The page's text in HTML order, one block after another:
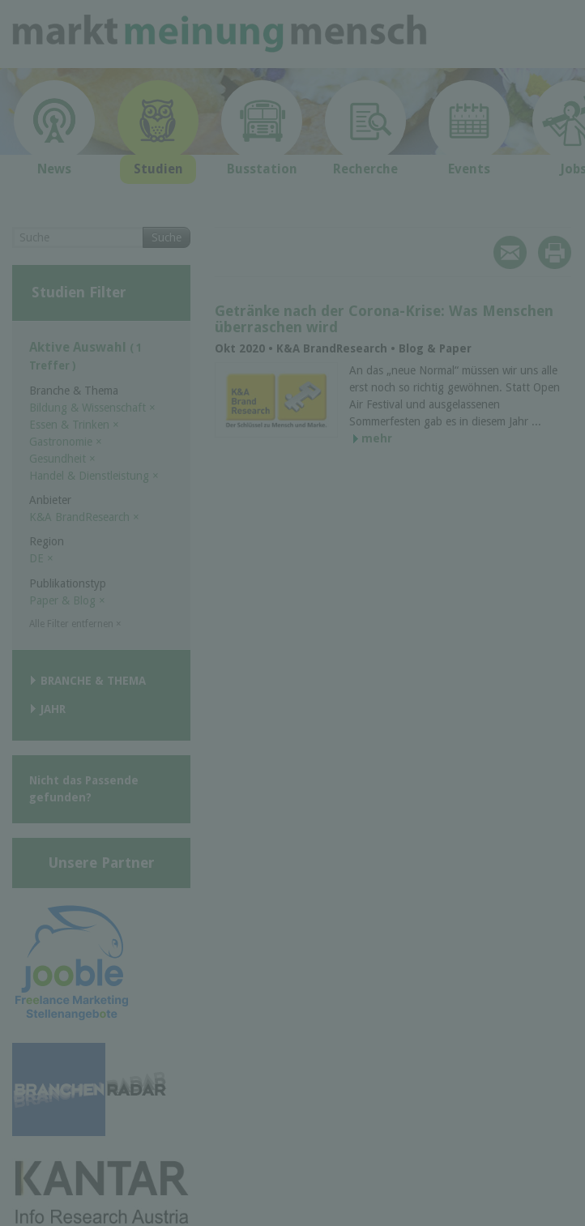
News Studien Busstation Recherche Events Jobs
Getränke nach der Corona-Krise: Was Menschen
überraschen wird
Okt 2020 • K&A BrandResearch • Blog & Paper
An das „neue Normal“ müssen wir uns alle
erst noch so richtig gewöhnen. Statt Open
Air Festival und ausgelassenen
Sommerfesten gab es in diesem Jahr ...
mehr
Suche
Studien Filter
Aktive Auswahl ( 1
Treffer )
Branche & Thema
Bildung & Wissenschaft ×
Essen & Trinken ×
Gastronomie ×
Gesundheit ×
Handel & Dienstleistung ×
Anbieter
K&A BrandResearch ×
Region
DE ×
Publikationstyp
Paper & Blog ×
BRANCHE & THEMA
JAHR
Nicht das Passende
gefunden?
Unsere Partner